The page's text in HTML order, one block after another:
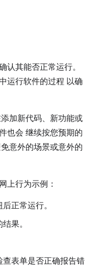
认其能否正常运行。
运行软件的过程 以确
加新代码、新功能或
也会 继续按您预期的
意外的场景或意外的
上行为示例：
正常运行。
果。
表单是否正确报告错